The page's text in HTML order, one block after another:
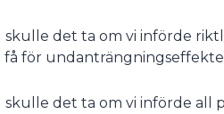
det ta om vi införde
för
det ta om vi införde all